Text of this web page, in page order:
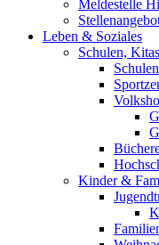
Meldestelle
Leben & Soziales
Schulen,
Kinder &